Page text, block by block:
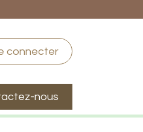
connecter
nous